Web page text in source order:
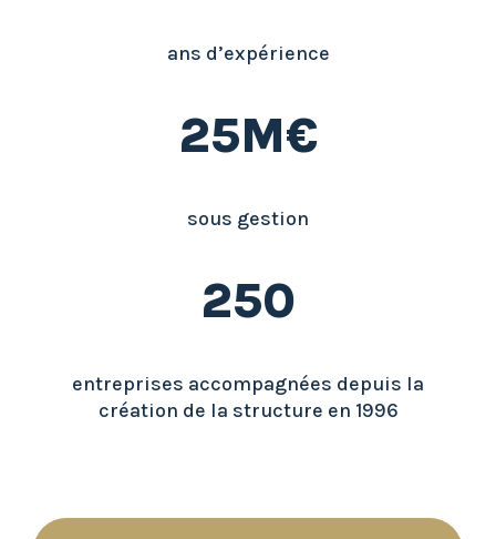
ans d’expérience
25M€
sous gestion
250
entreprises accompagnées depuis la
création de la structure en 1996